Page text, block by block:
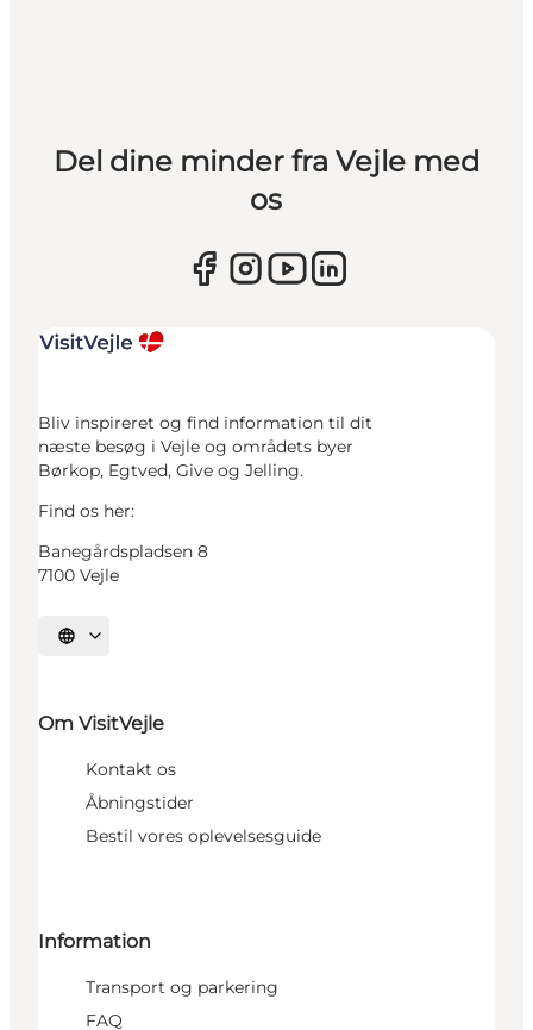
Del dine minder fra Vejle med
os
Bliv inspireret og find information til dit
næste besøg i Vejle og områdets byer
Børkop, Egtved, Give og Jelling.
Find os her:
Banegårdspladsen 8
7100 Vejle
Vælg sprog
Om VisitVejle
Kontakt os
Åbningstider
Bestil vores oplevelsesguide
Information
Transport og parkering
FAQ